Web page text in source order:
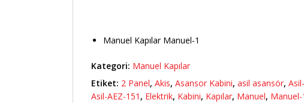
Manuel Kapılar Manuel-1
Kategori: Manuel Kapılar
Etiket: 2 Panel, Akis, Asansor Kabini, asil asansör,
Asil-AEZ-151 , Elektrik, Kabini, Kapılar, Manuel, Manuel-
PARLAK
Kaplamalar ASD 3092
PARLAK